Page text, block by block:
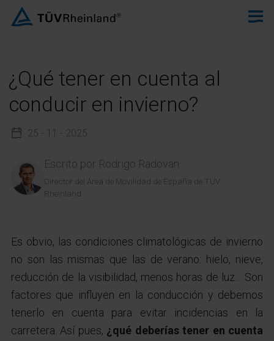
¿Qué tener en cuenta al
conducir en invierno?
25 - 11 - 2025
Escrito por Rodrigo Radovan
Director del Área de Movilidad de España de TÜV
Rheinland
Es obvio, las condiciones climatológicas de invierno
no son las mismas que las de verano: hielo, nieve,
reducción de la visibilidad, menos horas de luz… Son
factores que influyen en la conducción y debemos
tenerlo en cuenta para evitar incidencias en la
carretera. Así pues, ¿qué deberías tener en cuenta